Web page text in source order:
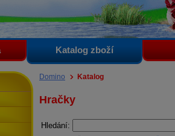
Katalog zboží
Domino Katalog
Hračky
Hledání: